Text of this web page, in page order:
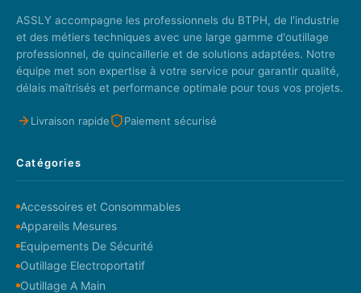
ASSLY accompagne les professionnels du BTPH, de l'industrie
et des métiers techniques avec une large gamme d'outillage
professionnel, de quincaillerie et de solutions adaptées. Notre
équipe met son expertise à votre service pour garantir qualité,
délais maîtrisés et performance optimale pour tous vos projets.
Livraison rapide Paiement sécurisé
Catégories
Accessoires et Consommables
Appareils Mesures
Equipements De Sécurité
Outillage Electroportatif
Outillage A Main